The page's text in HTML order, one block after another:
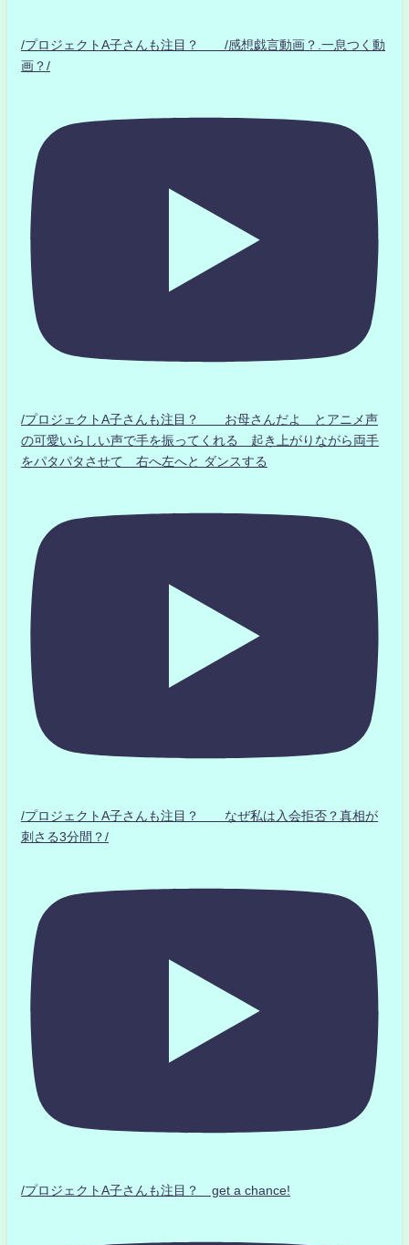
/プロジェクトA子さんも注目？ /感想戯言動画？.一息つく動
画？/
/プロジェクトA子さんも注目？ お母さんだよ とアニメ声
の可愛いらしい声で手を振ってくれる 起き上がりながら両手
をパタパタさせて 右へ左へと ダンスする
/プロジェクトA子さんも注目？ なぜ私は入会拒否？真相が
刺さる3分間？/
/プロジェクトA子さんも注目？ get a chance!